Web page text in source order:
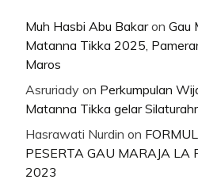
Muh Hasbi Abu Bakaron Gau
Matanna Tikka 2025,
Maros
Asruriady on Perkumpulan
Matanna Tikka gelar
Hasrawati Nurdin on
PESERTA GAU MARAJA LA
2023